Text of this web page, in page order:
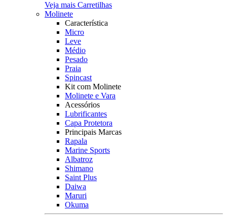
Veja mais Carretilhas
Molinete
Característica
Micro
Leve
Médio
Pesado
Praia
Spincast
Kit com Molinete
Molinete e Vara
Acessórios
Lubrificantes
Capa Protetora
Principais Marcas
Rapala
Marine Sports
Albatroz
Shimano
Saint Plus
Daiwa
Maruri
Okuma